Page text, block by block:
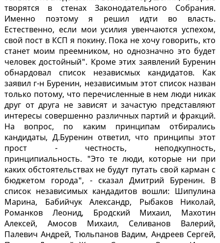
творятся в стенах Законодательного Собрания.
Именно поэтому я решил идти во власть.
Естественно, если мои усилия увенчаются успехом,
свой пост в КСП я покину. Пока не хочу говорить, кто
станет моим преемником, но однозначно это будет
человек достойный". Кроме этих заявлений Буренин
обнардовал список независмых кандидатов. Как
заявил г-н Буренин, независимым этот список назван
только потому, что перечисленные в нем люди никак
друг от друга не зависят и зачастую представляют
интересы совершенно различных партий и фракций.
На вопрос, по каким принципам отбирались
кандидаты, Д.Буренин ответил, что принципы этот
прост - честность, неподкупность,
принципиальность. "Это те люди, которые ни при
каких обстоятельствах не будут путать свой карман с
бюджетом города", - сказал Дмитрий Буренин. В
список независимых кандадитов вошли: Шипулина
Марина, Бабийчук Александр, Рыбаков Николай,
Романков Леонид, Бродский Михаил, Махотин
Алексей, Амосов Михаил, Селиванов Валерий,
Палевич Андрей, Тюльпанов Вадим, Андреев Сергей,